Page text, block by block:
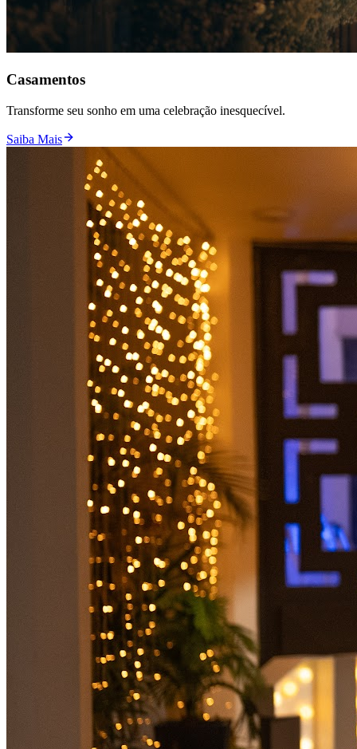
Casamentos
Transforme seu sonho em uma celebração inesquecível.
Saiba Mais